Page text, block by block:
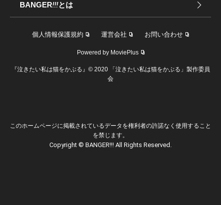
BANGER!!!とは
個人情報保護規約 運営会社 お問い合わせ
Powered by MoviePlus
『泣きたい私は猫をかぶる』© 2020 「泣きたい私は猫をかぶる」製作委員
会
このホームページに掲載されているデータを権利者の許諾なく使用すること
を禁じます。
Copyright © BANGER!!! All Rights Reserved.